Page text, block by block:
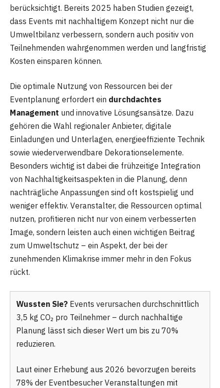
berücksichtigt. Bereits 2025 haben Studien gezeigt,
dass Events mit nachhaltigem Konzept nicht nur die
Umweltbilanz verbessern, sondern auch positiv von
Teilnehmenden wahrgenommen werden und langfristig
Kosten einsparen können.
Die optimale Nutzung von Ressourcen bei der
Eventplanung erfordert ein durchdachtes
Management und innovative Lösungsansätze. Dazu
gehören die Wahl regionaler Anbieter, digitale
Einladungen und Unterlagen, energieeffiziente Technik
sowie wiederverwendbare Dekorationselemente.
Besonders wichtig ist dabei die frühzeitige Integration
von Nachhaltigkeitsaspekten in die Planung, denn
nachträgliche Anpassungen sind oft kostspielig und
weniger effektiv. Veranstalter, die Ressourcen optimal
nutzen, profitieren nicht nur von einem verbesserten
Image, sondern leisten auch einen wichtigen Beitrag
zum Umweltschutz – ein Aspekt, der bei der
zunehmenden Klimakrise immer mehr in den Fokus
rückt.
Wussten Sie? Events verursachen durchschnittlich
3,5 kg CO₂ pro Teilnehmer – durch nachhaltige
Planung lässt sich dieser Wert um bis zu 70%
reduzieren.
Laut einer Erhebung aus 2026 bevorzugen bereits
78% der Eventbesucher Veranstaltungen mit